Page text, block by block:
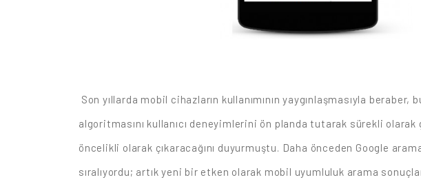
Son yıllarda mobil cihazların kullanımının yaygınlaşmasıyla
algoritmasını kullanıcı deneyimlerini ön planda tutarak sürekli
öncelikli olarak çıkaracağını duyurmuştu. Daha önceden Google
sıralıyordu; artık yeni bir etken olarak mobil uyumluluk arama